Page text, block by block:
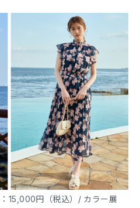
15,000円（税込）/ カラー展